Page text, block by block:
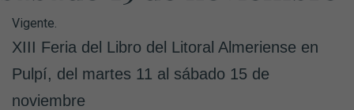
Vigente.
XIII Feria del Libro del Litoral Almeriense en
Pulpí, del martes 11 al sábado 15 de
noviembre